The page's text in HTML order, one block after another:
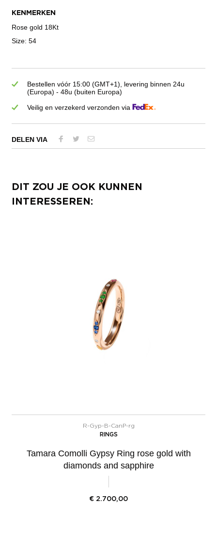
KENMERKEN
Rose gold 18Kt
Size: 54
Bestellen vóór 15:00 (GMT+1), levering binnen 24u
(Europa) - 48u (buiten Europa)
Veilig en verzekerd verzonden via
DELEN VIA
DIT ZOU JE OOK KUNNEN
INTERESSEREN:
R-Gyp-B-CanP-rg
RINGS
Tamara Comolli Gypsy Ring rose gold with
diamonds and sapphire
€ 2.700,00